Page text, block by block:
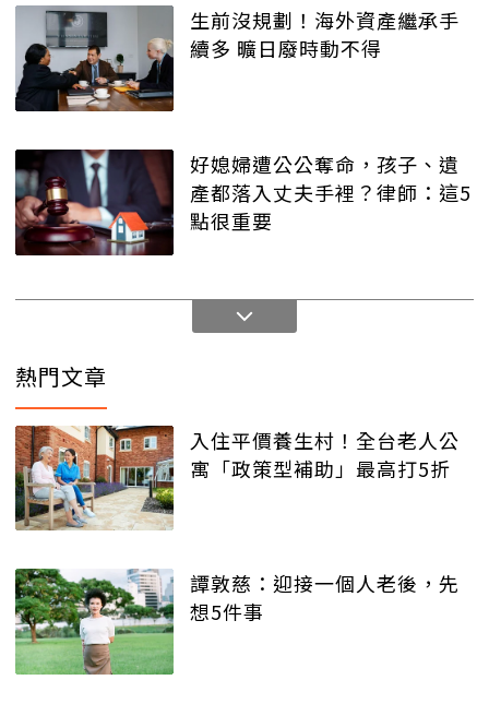
生前沒規劃！海外資產繼承手
續多 曠日廢時動不得
好媳婦遭公公奪命，孩子、遺
產都落入丈夫手裡？律師：這5
點很重要
熱門文章
入住平價養生村！全台老人公
寓「政策型補助」最高打5折
譚敦慈：迎接一個人老後，先
想5件事